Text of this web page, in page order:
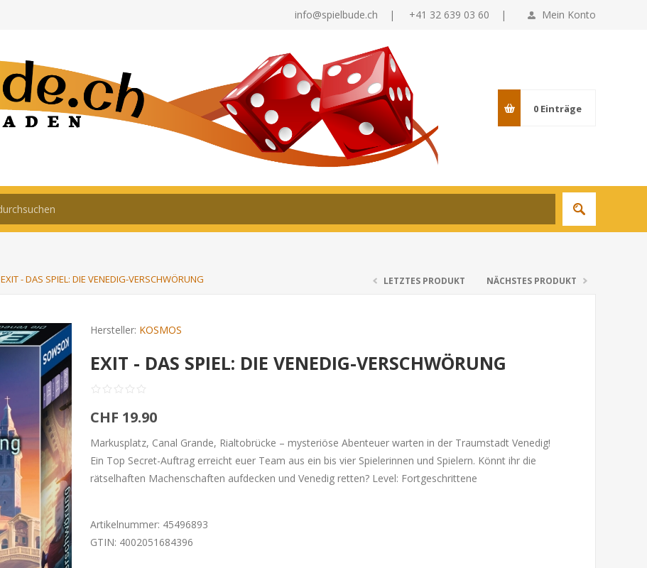
Mein Konto
info@spielbude.ch | +41 32 639 03 60 |
0 Einträge
EXIT - DAS SPIEL: DIE VENEDIG-VERSCHWÖRUNG LETZTES PRODUKT NÄCHSTES PRODUKT
Hersteller: KOSMOS
EXIT - DAS SPIEL: DIE VENEDIG-VERSCHWÖRUNG
CHF 19.90
Markusplatz, Canal Grande, Rialtobrücke – mysteriöse Abenteuer warten in der Traumstadt Venedig!
Ein Top Secret-Auftrag erreicht euer Team aus ein bis vier Spielerinnen und Spielern. Könnt ihr die
rätselhaften Machenschaften aufdecken und Venedig retten? Level: Fortgeschrittene
Artikelnummer: 45496893
GTIN: 4002051684396